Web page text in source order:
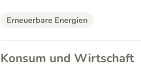
Erneuerbare Energien
Konsum und Wirtschaft